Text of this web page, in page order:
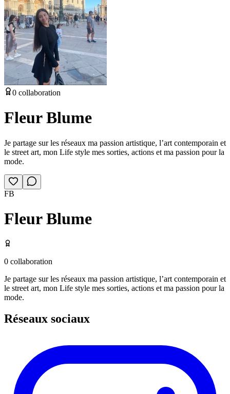
0 collaboration
Fleur Blume
Je partage sur les réseaux ma passion artistique, l’art contemporain et
le street art, mon Life style mes sorties, actions et ma passion pour la
mode.
FB
Fleur Blume
0 collaboration
Je partage sur les réseaux ma passion artistique, l’art contemporain et
le street art, mon Life style mes sorties, actions et ma passion pour la
mode.
Réseaux sociaux